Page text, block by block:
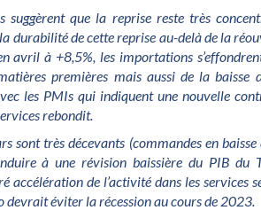
suggèrent que la reprise reste très
durabilité de cette reprise au-delà de la
avril à +8,5%, les importations
premières mais aussi de la baisse
les PMIs qui indiquent une nouvelle
rebondit.
sont très décevants (commandes en baisse
à une révision baissière du PIB du
de l’activité dans les services
devrait éviter la récession au cours de 2023.